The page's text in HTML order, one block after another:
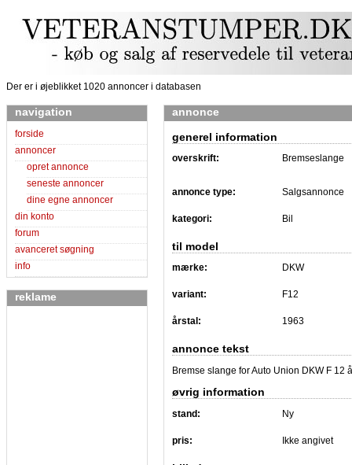
Der er i øjeblikket 1020 annoncer i databasen
navigation
forside
annoncer
opret annonce
seneste annoncer
dine egne annoncer
din konto
forum
avanceret søgning
info
reklame
annonce
generel information
overskrift: Bremseslange
annonce type: Salgsannonce
kategori: Bil
til model
mærke: DKW
variant: F12
årstal: 1963
annonce tekst
Bremse slange for Auto Union DKW F
øvrig information
stand: Ny
pris: Ikke angivet